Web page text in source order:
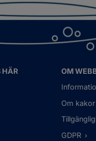
HÄR
OM
Om
GDPR